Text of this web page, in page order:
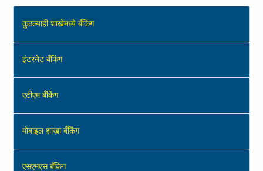
कुठल्याही शाखेमध्ये बँकिंग
इंटरनेट बँकिंग
एटीएम बँकिंग
मोबाइल शाखा बँकिंग
एसएमएस बँकिंग